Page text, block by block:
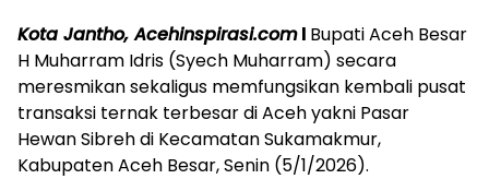
Kota Jantho, Acehinspirasi.coml Bupati Aceh Besar
H Muharram Idris (Syech Muharram) secara
meresmikan sekaligus memfungsikan kembali pusat
transaksi ternak terbesar di Aceh yakni Pasar
Hewan Sibreh di Kecamatan Sukamakmur,
Kabupaten Aceh Besar, Senin (5/1/2026).